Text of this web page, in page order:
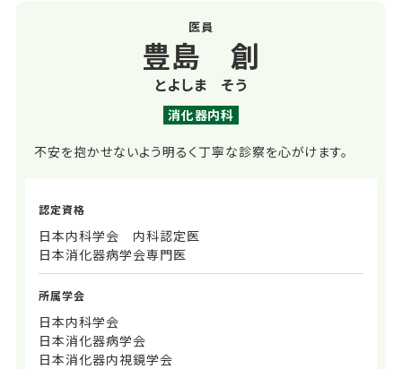
医員
豊島 創
とよしま そう
消化器内科
不安を抱かせないよう明るく丁寧な診察を心がけます。
認定資格
日本内科学会 内科認定医
日本消化器病学会専門医
所属学会
日本内科学会
日本消化器病学会
日本消化器内視鏡学会